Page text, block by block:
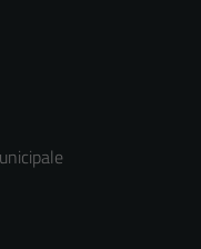
raccolgono